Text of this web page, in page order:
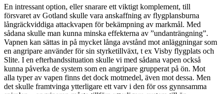
En intressant option, eller snarare ett viktigt komplement, till
försvaret av Gotland skulle vara anskaffning av flygplansburna
långräckviddiga attackvapen för bekämpning av markmål. Med
sådana skulle man kunna minska effekterna av ”undanträngning”.
Vapnen kan sättas in på mycket långa avstånd mot anläggningar som
en angripare använder för sin styrketillväxt, t ex Visby flygplats och
Slite. I en efterhandssituation skulle vi med sådana vapen också
kunna påverka de system som en angripare grupperat på ön. Mot
alla typer av vapen finns det dock motmedel, även mot dessa. Men
det skulle framtvinga ytterligare ett varv i den för oss gynnsamma